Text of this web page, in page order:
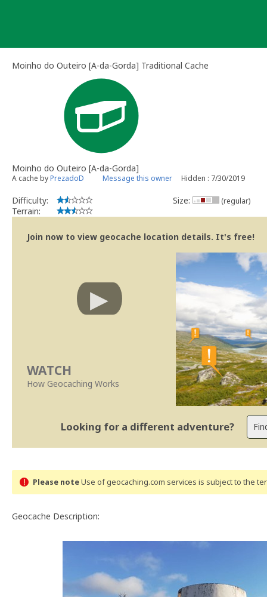
Moinho do Outeiro [A-da-Gorda] Traditional Cache
Moinho do Outeiro [A-da-Gorda]
A cache byPrezadoD Message this owner Hidden : 7/30/2019
Difficulty:
Terrain:
Size: (regular)
Join now to view geocache location details. It's free!
WATCH
How Geocaching Works
Looking for a different adventure?
Please noteUse of geocaching.com services is subject to the
Geocache Description: